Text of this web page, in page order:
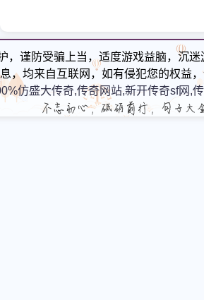
，谨防受骗上当，适度游戏益脑，沉
，均来自互联网，如有侵犯您的权益
仿盛大传奇,传奇网站,新开传奇sf网,